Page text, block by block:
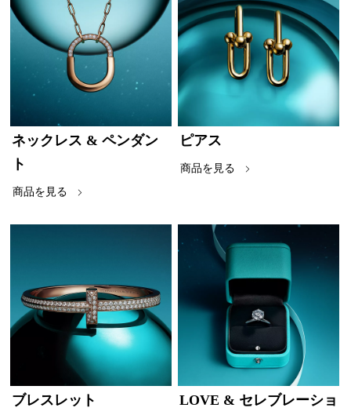
ネックレス & ペンダン
ト
商品を見る
ピアス
商品を見る
ブレスレット
LOVE & セレブレーショ